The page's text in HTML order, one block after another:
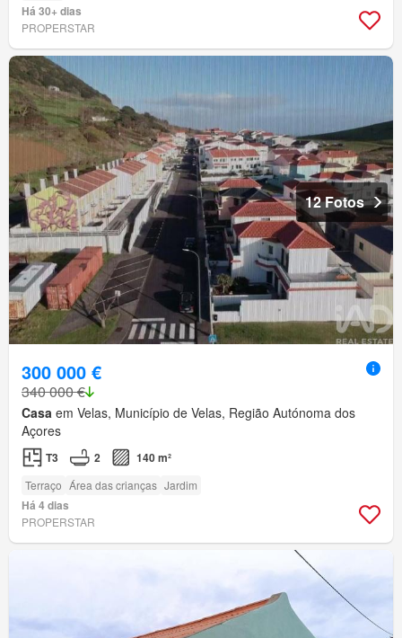
Há 30+ dias
PROPERSTAR
12 Fotos
300 000 €
340 000 €
Casa em Velas, Município de Velas, Região Autónoma dos
Açores
T3 2 140 m²
Terraço Área das crianças Jardim
Há 4 dias
PROPERSTAR